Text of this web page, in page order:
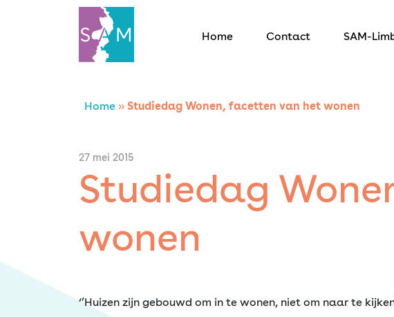
Home Contact SAM-
Home
Contact
SAM Limburg
Actueel
Overheid
Home » Studiedag Wonen, facetten van het wonen
27 mei 2015
Studiedag
wonen
‘’Huizen zijn gebouwd om in te wonen, niet om naar te